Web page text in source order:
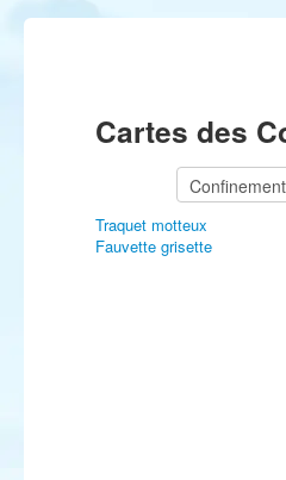
Cartes des
Traquet motteux
Fauvette grisette